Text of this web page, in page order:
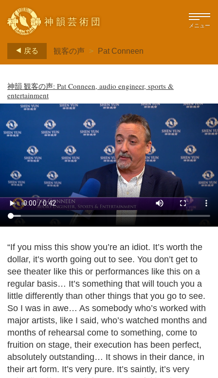
神韻芸術団 メニュー
戻る 観客の声 > Pat Conneen
神韻 観客の声: Pat Conneen, audio engineer, sports &
entertainment
“If you miss this show you’re an idiot. It’s worth the
dollar, it’s worth going out to see. You don’t get to
see theater like this or performances like this on a
regular basis… It’s something that will touch you a
little differently than other things that you go to see.
So I was in awe… As somebody who’s worked with
major artists, like I said, who’s watched months and
months of rehearsal come to something, come to
fruition on stage, their execution has been perfect,
absolutely outstanding… It shows in their dance, in
their art form. It’s very pure. It’s saintly, it’s very